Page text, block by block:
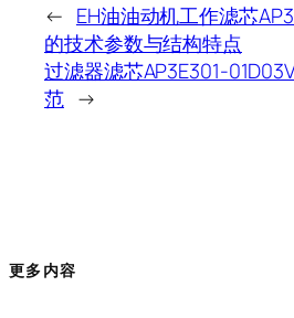
← EH油油动机工作滤芯
的技术参数与结构特点
过滤器滤芯AP3E301-
范 →
更多内容